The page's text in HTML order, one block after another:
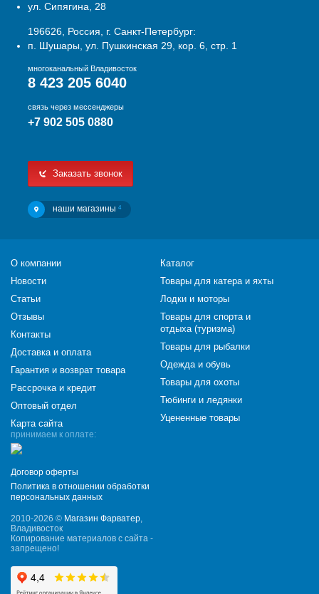
ул. Сипягина, 28
196626, Россия, г. Санкт-Петербург:
п. Шушары, ул. Пушкинская 29, кор. 6, стр. 1
многоканальный Владивосток
8 423 205 6040
связь через мессенджеры
+7 902 505 0880
Заказать звонок
наши магазины 4
принимаем к оплате:
Договор оферты
Политика в отношении обработки
персональных данных
2010-2026 © Магазин Фарватер,
Владивосток
Копирование материалов с сайта -
запрещено!
О компании
Новости
Статьи
Отзывы
Контакты
Доставка и оплата
Гарантия и возврат товара
Рассрочка и кредит
Оптовый отдел
Карта сайта
Каталог
Товары для катера и яхты
Лодки и моторы
Товары для спорта и
отдыха (туризма)
Товары для рыбалки
Одежда и обувь
Товары для охоты
Тюбинги и ледянки
Уцененные товары